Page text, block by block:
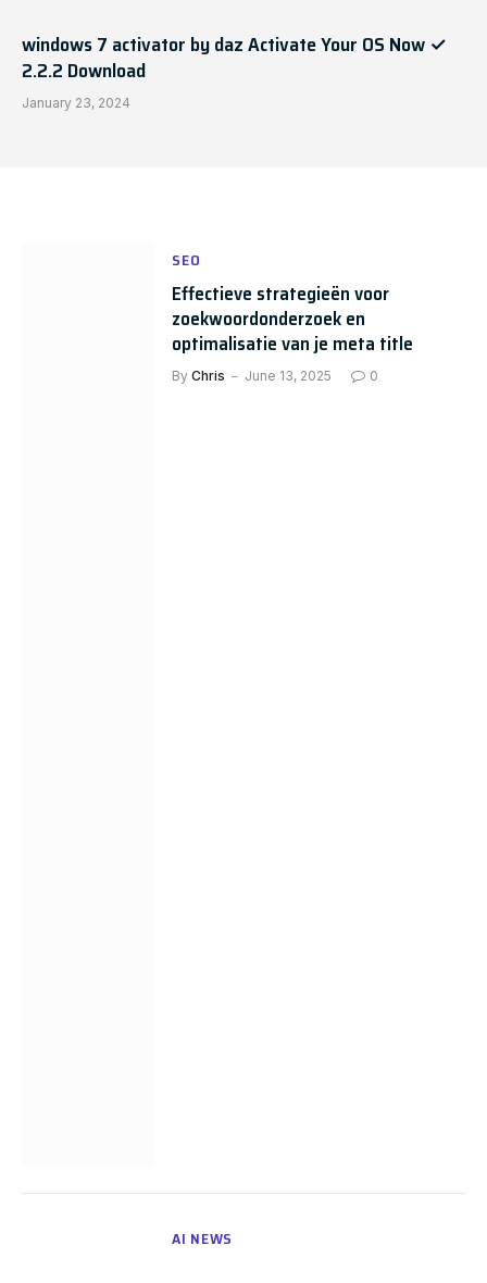
windows 7 activator by daz Activate Your OS Now ✓
2.2.2 Download
January 23, 2024
SEO
Effectieve strategieën voor
zoekwoordonderzoek en
optimalisatie van je meta title
By Chris June 13, 2025 0
AI NEWS